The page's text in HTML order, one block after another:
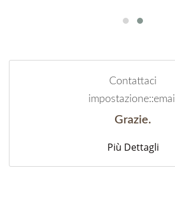
Contattaci
impostazione::email
Grazie.
Più Dettagli